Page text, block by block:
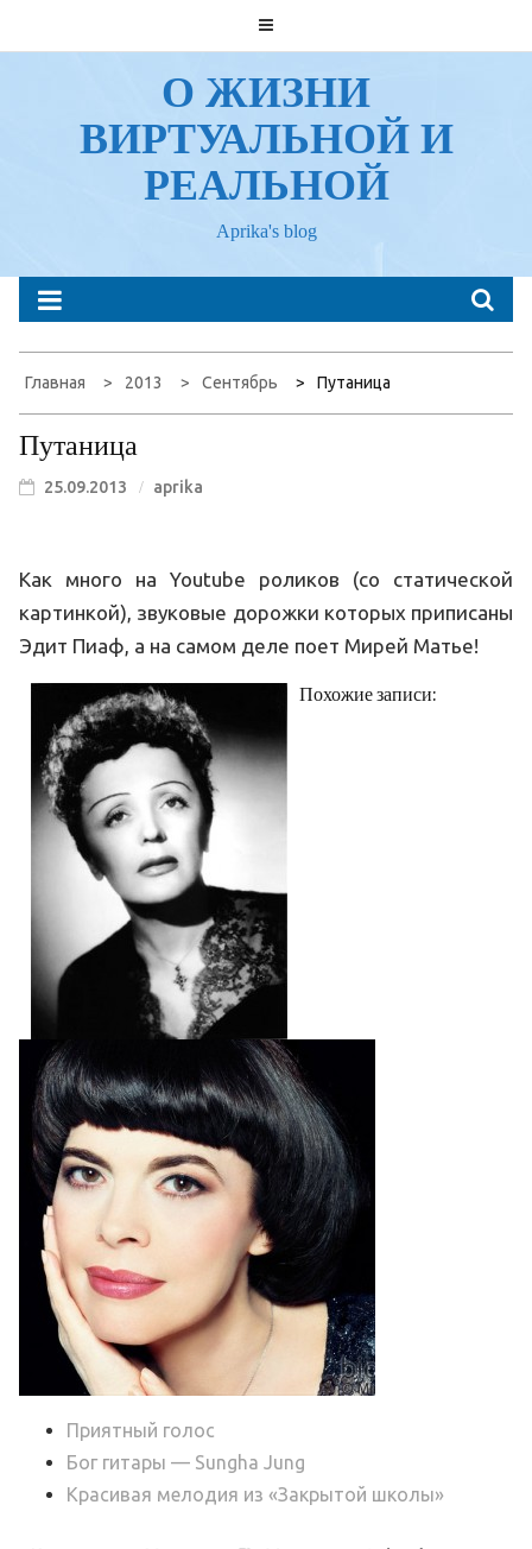
к
О ЖИЗНИ
ВИРТУАЛЬНОЙ И
РЕАЛЬНОЙ
Aprika's blog
Главная 2013 Сентябрь Путаница
Путаница
25.09.2013 aprika
Как много на Youtube роликов (со статической
картинкой), звуковые дорожки которых приписаны
Эдит Пиаф, а на самом деле поет Мирей Матье!
Похожие записи:
Приятный голос
Бог гитары — Sungha Jung
Красивая мелодия из «Закрытой школы»